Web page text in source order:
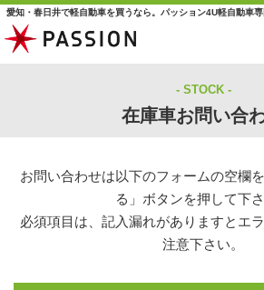
愛知・春日井で軽自動車を買うなら。パッション4U軽自動車
STOCK
在庫車お問い合
お問い合わせは以下のフォームの空欄
る」ボタンを押して下さ
必須項目は、記入漏れがありますとエ
注意下さい。